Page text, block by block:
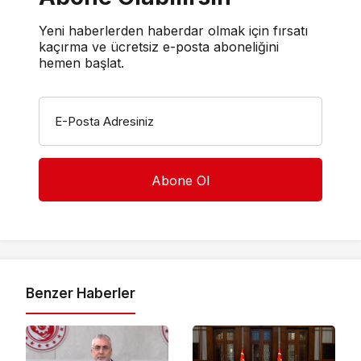
Yeni haberlerden haberdar olmak için fırsatı
kaçırma ve ücretsiz e-posta aboneliğini
hemen başlat.
E-Posta Adresiniz
Benzer Haberler